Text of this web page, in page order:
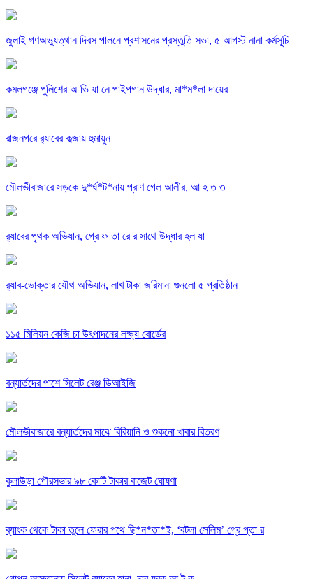
জুলাই গণঅভ্যুত্থান দিবস পালনে প্রশাসনের প্রস্তুতি সভা, ৫ আগস্ট নানা কর্মসূচি
কমলগঞ্জে পুলিশের অ ভি যা নে পাইপগান উদ্ধার, মা*ম*লা দায়ের
রাজনগরে র‌্যাবের কব্জায় হুমায়ুন
মৌলভীবাজারে সড়কে দু*র্ঘ*ট*নায় প্রাণ গেল আলীর, আ হ ত ৩
র‌্যাবের পৃথক অভিযান, গ্রে ফ তা রে র সাথে উদ্ধার হল যা
র‌্যাব-ভোক্তার যৌথ অভিযান, লাখ টাকা জরিমানা গুনলো ৫ প্রতিষ্ঠান
১১৫ মিলিয়ন কেজি চা উৎপাদনের লক্ষ্য বোর্ডের
বন্যার্তদের পাশে সিলেট রেঞ্জ ডিআইজি
মৌলভীবাজারে বন্যার্তদের মাঝে বিরিয়ানি ও শুকনো খাবার বিতরণ
কুলাউড়া পৌরসভার ৯৮ কোটি টাকার বাজেট ঘোষণা
ব্যাংক থেকে টাকা তুলে ফেরার পথে ছি*ন*তা*ই, ‘বটলা সেলিম’ গ্রে প্তা র